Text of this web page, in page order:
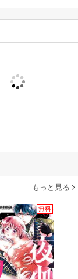
もっと見る
無料